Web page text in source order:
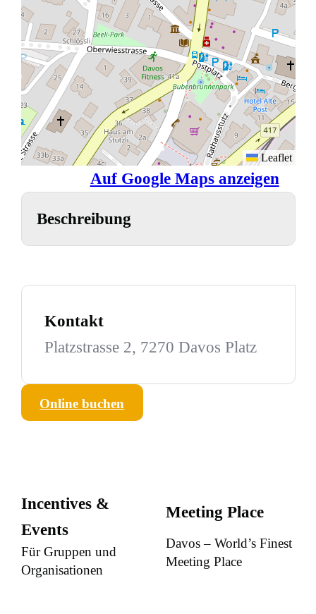
Leaflet
Auf Google Maps anzeigen
Beschreibung
Kontakt
Platzstrasse 2, 7270 Davos Platz
Online buchen
Incentives &
Events
Für Gruppen und
Organisationen
Meeting Place
Davos – World’s Finest
Meeting Place